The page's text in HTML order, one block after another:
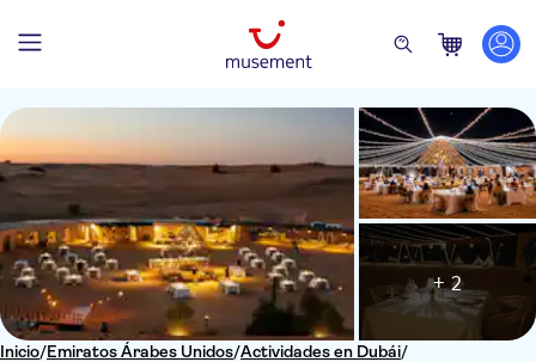
Inicio/Emiratos Árabes Unidos/Actividades en Dubái/
+ 2